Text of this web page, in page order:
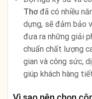
Thơđã có nhiều
dựng, sẽ đảm bảo
đưa ra những giải
chuẩn chất lượng
gian và công sức,
giúp khách hàng